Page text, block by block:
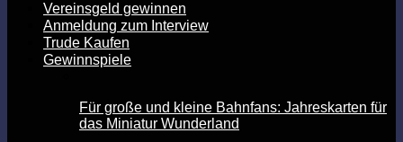
Vereinsgeld gewinnen
Anmeldung zum Interview
Trude Kaufen
Gewinnspiele
Für große und kleine Bahnfans: Jahreskarten für
das Miniatur Wunderland